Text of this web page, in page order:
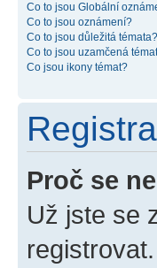
Co to jsou Globální
Co to jsou oznámení?
Co to jsou důležitá témata?
Co to jsou uzamčená
Co jsou ikony témat?
Proč se
Už jste se